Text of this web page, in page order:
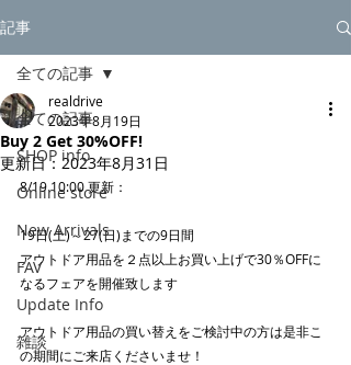
記事
全ての記事
SHOP info
Online store
New Arrivals
FAV
Update Info
雑談
全ての記事
Buy 2 Get 30%OFF!
realdrive
2023年8月19日
更新日： 2023年8月31日
8/19 10:00 更新：
19日(土)～27(日)までの9日間
アウトドア用品を２点以上お買い上げで30％OFFに
なるフェアを開催致します
アウトドア用品の買い替えをご検討中の方は是非こ
の期間にご来店くださいませ！